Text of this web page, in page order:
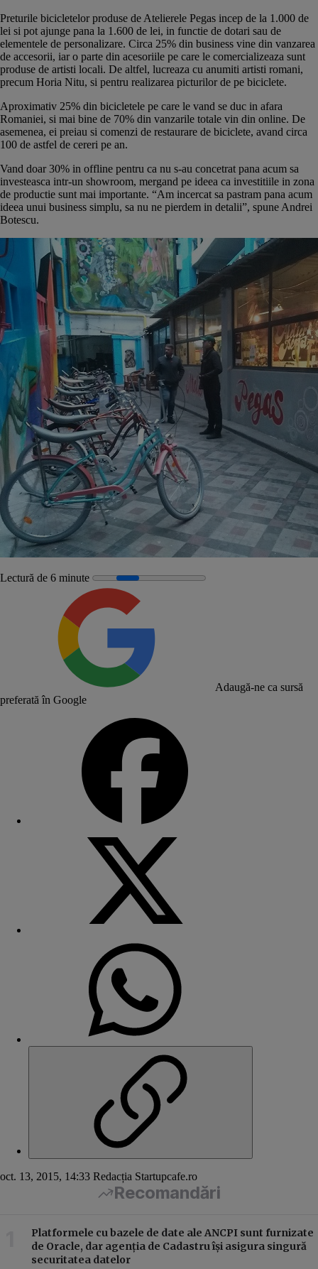
Preturile bicicletelor produse de Atelierele Pegas incep de la 1.000 de
lei si pot ajunge pana la 1.600 de lei, in functie de dotari sau de
elementele de personalizare. Circa 25% din business vine din vanzarea
de accesorii, iar o parte din acesoriile pe care le comercializeaza sunt
produse de artisti locali. De altfel, lucreaza cu anumiti artisti romani,
precum Horia Nitu, si pentru realizarea picturilor de pe biciclete.
Aproximativ 25% din bicicletele pe care le vand se duc in afara
Romaniei, si mai bine de 70% din vanzarile totale vin din online. De
asemenea, ei preiau si comenzi de restaurare de biciclete, avand circa
100 de astfel de cereri pe an.
Vand doar 30% in offline pentru ca nu s-au concetrat pana acum sa
investeasca intr-un showroom, mergand pe ideea ca investitiile in zona
de productie sunt mai importante. “Am incercat sa pastram pana acum
ideea unui business simplu, sa nu ne pierdem in detalii”, spune Andrei
Botescu.
Lectură de 6 minute
Adaugă-ne ca sursă
preferată în Google
oct. 13, 2015, 14:33 Redacția Startupcafe.ro
Recomandări
Platformele cu bazele de date ale ANCPI sunt furnizate
de Oracle, dar agenția de Cadastru își asigura singură
securitatea datelor